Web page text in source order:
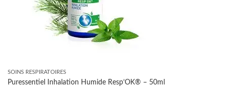
SOINS RESPIRATOIRES
Puressentiel Inhalation Humide Resp’OK® – 50ml